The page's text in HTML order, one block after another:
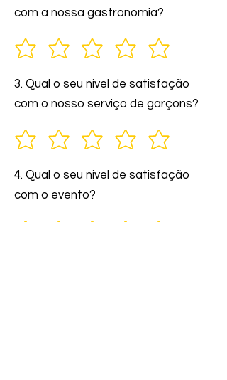
com a nossa gastronomia?
3. Qual o seu nível de satisfação
com o nosso serviço de garçons?
4. Qual o seu nível de satisfação
com o evento?